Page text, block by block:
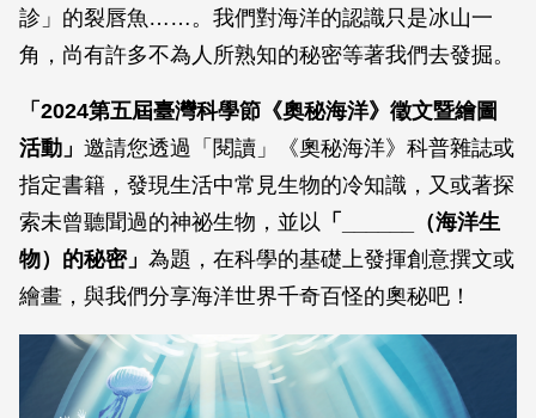
診」的裂唇魚……。我們對海洋的認識只是冰山一
角，尚有許多不為人所熟知的秘密等著我們去發掘。
「2024第五屆臺灣科學節《奧秘海洋》徵文暨繪圖
活動」 邀請您透過「閱讀」《奧秘海洋》科普雜誌或
指定書籍，發現生活中常見生物的冷知識，又或著探
索未曾聽聞過的神祕生物，並以 「______（海洋生
物）的秘密」 為題，在科學的基礎上發揮創意撰文或
繪畫，與我們分享海洋世界千奇百怪的奧秘吧！